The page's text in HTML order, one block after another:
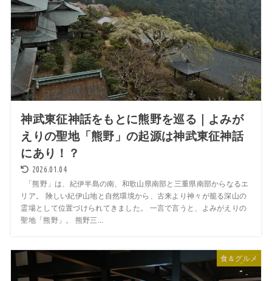
神武東征神話をもとに熊野を巡る｜よみが
えりの聖地「熊野」の起源は神武東征神話
にあり！？
2026.01.04
「熊野」は、紀伊半島の南、和歌山県南部と三重県南部からなるエ
リア。 険しい紀伊山地と自然環境から、古来より神々が籠る深山の
霊場として位置づけられてきました。 一言で言うと、よみがえりの
聖地「熊野」。 熊野三...
食＆グルメ